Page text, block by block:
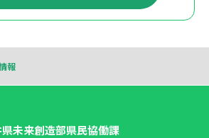
報
未来創造部県民協働課